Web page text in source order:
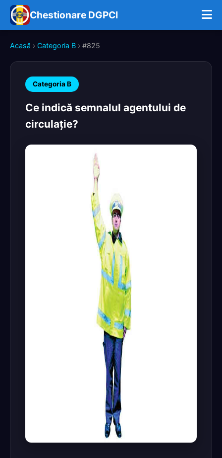
Chestionare DGPCI
Acasă › Categoria B › #825
Categoria B
Ce indică semnalul agentului de
circulaţie?